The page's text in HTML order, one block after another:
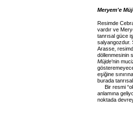
Meryem'e
Resimde
vardır ve
tanrısal güce
salyangozdur.
Arasse,
döllenmesinin
Müjde’nin
eşiğine
burada
Bir resmi
anlamına
noktada